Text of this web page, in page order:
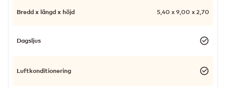
Bredd x längd x höjd 5,40 x 9,00 x 2,70
Dagsljus
Luftkonditionering